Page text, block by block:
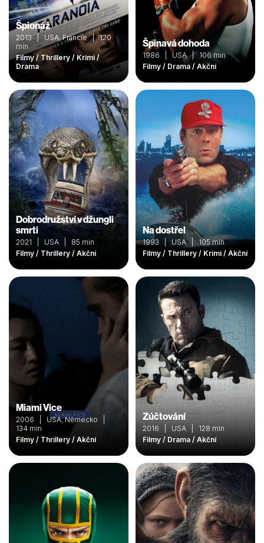
Špionáž
2013 | USA, Francie | 120
min
Filmy / Thrillery / Krimi /
Drama
Špinavá dohoda
1986 | USA | 106 min
Filmy / Drama / Akční
Dobrodružství v džungli
smrti
2021 | USA | 85 min
Filmy / Thrillery / Akční
Na dostřel
1993 | USA | 105 min
Filmy / Thrillery / Krimi / Akční
Miami Vice
2006 | USA, Německo |
134 min
Filmy / Thrillery / Akční
Zúčtování
2016 | USA | 128 min
Filmy / Drama / Akční